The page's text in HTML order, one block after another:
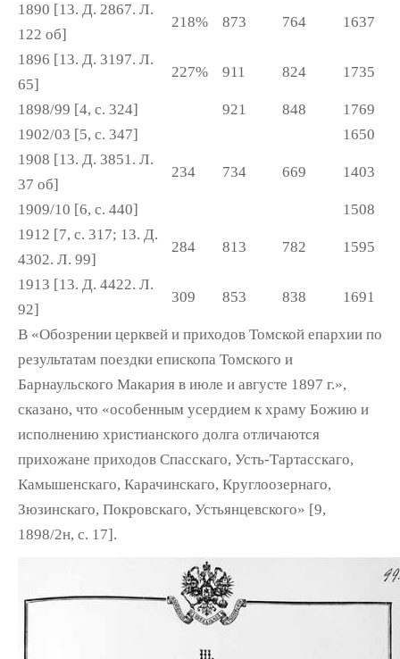
1890 [13. Д. 2867. Л.
122 об]
218% 873 764 1637
1896 [13. Д. 3197. Л.
65]
227% 911 824 1735
1898/99 [4, с. 324] 921 848
1769
1902/03 [5, с. 347]
1650
1908 [13. Д. 3851. Л.
37 об]
234 734 669 1403
1909/10 [6, с. 440]
1508
1912 [7, с. 317; 13. Д.
4302. Л. 99]
284 813 782 1595
1913 [13. Д. 4422. Л.
92]
309 853 838 1691
В «Обозрении церквей и приходов Том­ской епархии по
результатам поездки еписко­па Томского и
Барнаульского Макария в июле и августе 1897 г.»,
сказано, что «особенным усердием к храму Божию и
исполнению хри­стианского долга отличаются
прихожане приходов Спасскаго, Усть-Тартасскаго,
Камышенскаго, Карачинскаго, Круглоозернаго,
Зюзинскаго, Покровскаго, Устьянцевского» [9,
1898/2н, с. 17].